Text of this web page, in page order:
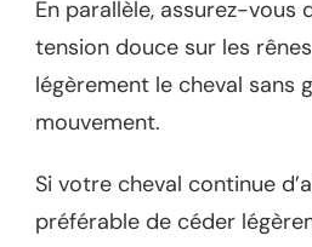
En parallèle, assurez-vous
tension douce sur les
légèrement le cheval sans
mouvement.
Si votre cheval continue
préférable de céder